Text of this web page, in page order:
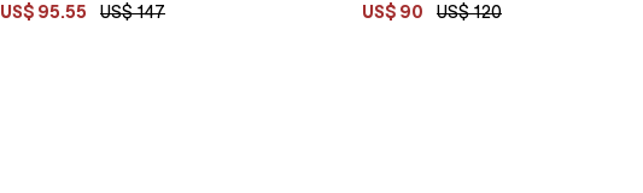
US$ 95.55 US$ 147 US$ 90 US$ 120